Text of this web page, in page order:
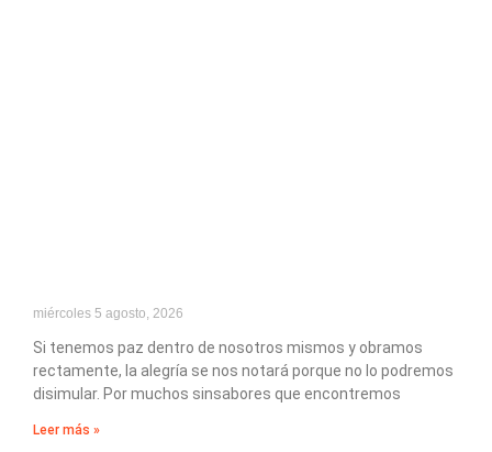
miércoles 5 agosto, 2026
Si tenemos paz dentro de nosotros mismos y obramos
rectamente, la alegría se nos notará porque no lo podremos
disimular. Por muchos sinsabores que encontremos
Leer más »